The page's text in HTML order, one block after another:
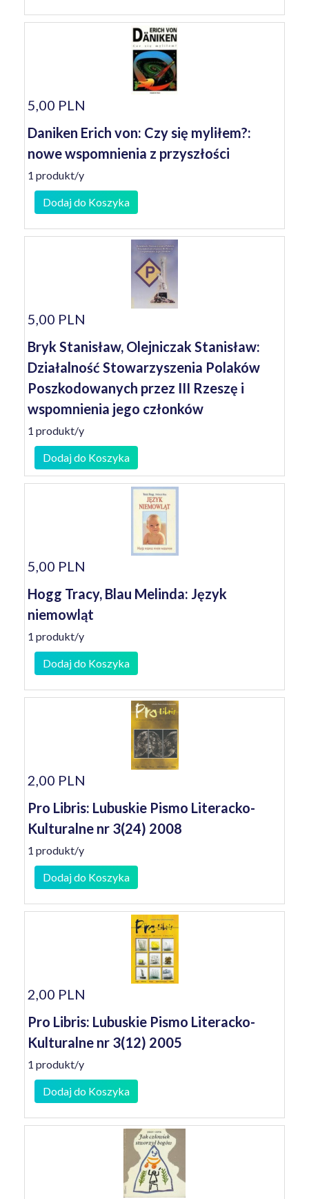
5,00 PLN
Daniken Erich von: Czy się myliłem?:
nowe wspomnienia z przyszłości
1 produkt/y
Dodaj do Koszyka
5,00 PLN
Bryk Stanisław, Olejniczak Stanisław:
Działalność Stowarzyszenia Polaków
Poszkodowanych przez III Rzeszę i
wspomnienia jego członków
1 produkt/y
Dodaj do Koszyka
5,00 PLN
Hogg Tracy, Blau Melinda: Język
niemowląt
1 produkt/y
Dodaj do Koszyka
2,00 PLN
Pro Libris: Lubuskie Pismo Literacko-
Kulturalne nr 3(24) 2008
1 produkt/y
Dodaj do Koszyka
2,00 PLN
Pro Libris: Lubuskie Pismo Literacko-
Kulturalne nr 3(12) 2005
1 produkt/y
Dodaj do Koszyka